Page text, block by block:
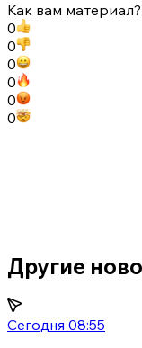
Как вам материал?
0
0
0
0
0
0
Другие
Сегодня 08:55